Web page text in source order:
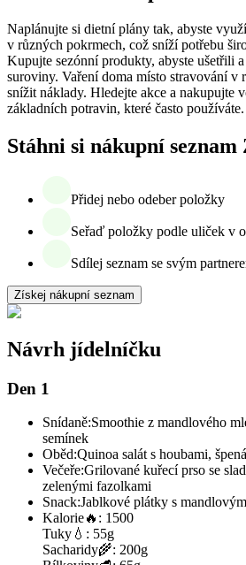
Naplánujte si dietní plány tak, abyste
v různých pokrmech, což sníží potřebu
Kupujte sezónní produkty, abyste ušetřili
suroviny. Vaření doma místo stravování v
snížit náklady. Hledejte akce a nakupujte
základních potravin, které často používáte.
Stáhni si nákupní
Přidej nebo odeber položky
Seřaď položky podle uliček v
Sdílej seznam se svým
Získej nákupní seznam
Návrh jídelníčku
Den 1
Snídaně:Smoothie z mandlového
semínek
Oběd:Quinoa salát s houbami,
Večeře:Grilované kuřecí prso se
zelenými fazolkami
Snack:Jablkové plátky s
Kalorie🔥: 1500
Tuky 💧: 55g
Sacharidy🌾: 200g